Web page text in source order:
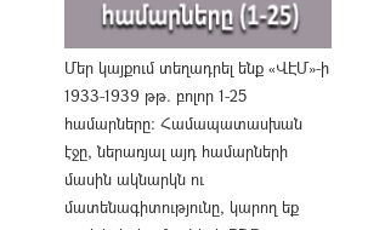
Մեր կայքում տեղադրել ենք «ՎԷՄ»-ի
1933-1939 թթ. բոլոր 1-25
համարները։ Համապատասխան
էջը, ներառյալ այդ համարների
մասին ակնարկն ու
մատենագիտությունը, կարող եք